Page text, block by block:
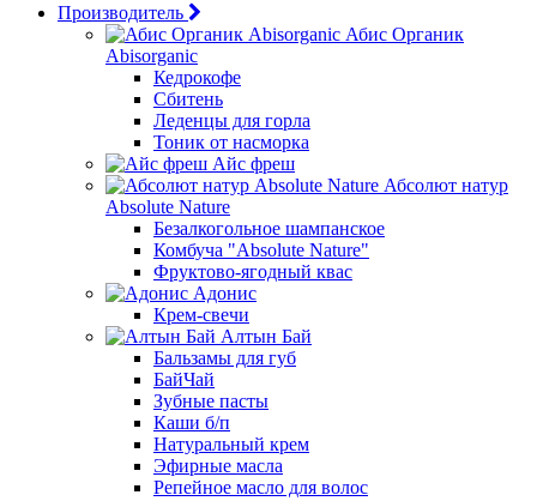
Производитель
Абис Органик
Abisorganic
Кедрокофе
Сбитень
Леденцы для горла
Тоник от насморка
Айс фреш
Абсолют натур
Absolute Nature
Безалкогольное шампанское
Комбуча "Absolute Nature"
Фруктово-ягодный квас
Адонис
Крем-свечи
Алтын Бай
Бальзамы для губ
БайЧай
Зубные пасты
Каши б/п
Натуральный крем
Эфирные масла
Репейное масло для волос